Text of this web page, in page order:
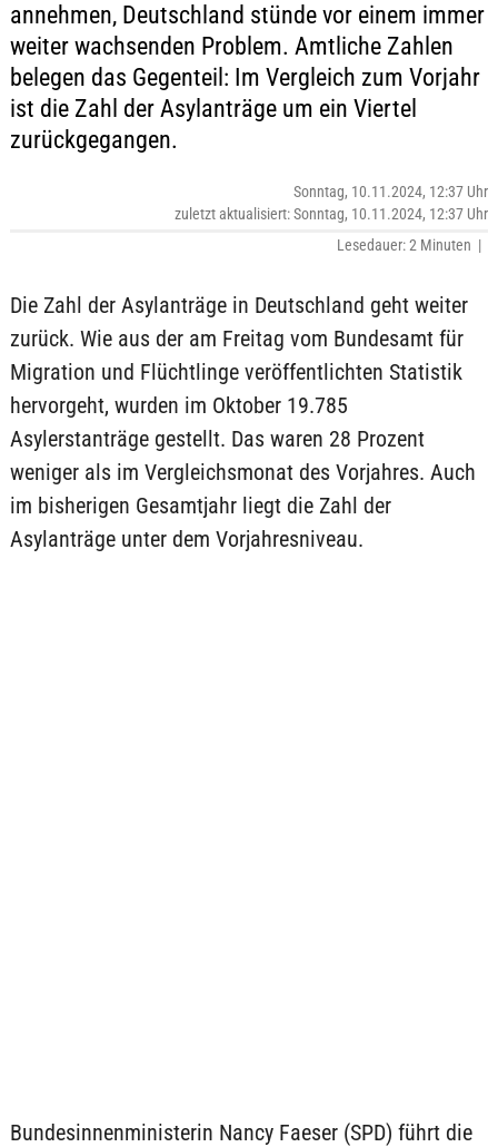
annehmen, Deutschland stünde vor einem immer
weiter wachsenden Problem. Amtliche Zahlen
belegen das Gegenteil: Im Vergleich zum Vorjahr
ist die Zahl der Asylanträge um ein Viertel
zurückgegangen.
Sonntag, 10.11.2024, 12:37 Uhr
zuletzt aktualisiert: Sonntag, 10.11.2024, 12:37 Uhr
Lesedauer: 2 Minuten |
Die Zahl der Asylanträge in Deutschland geht weiter
zurück. Wie aus der am Freitag vom Bundesamt für
Migration und Flüchtlinge veröffentlichten Statistik
hervorgeht, wurden im Oktober 19.785
Asylerstanträge gestellt. Das waren 28 Prozent
weniger als im Vergleichsmonat des Vorjahres. Auch
im bisherigen Gesamtjahr liegt die Zahl der
Asylanträge unter dem Vorjahresniveau.
Bundesinnenministerin Nancy Faeser (SPD) führt die